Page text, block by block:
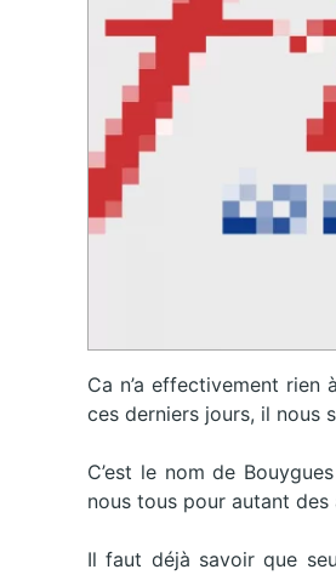
Ca n’a effectivement rien
ces derniers jours, il nous
C’est le nom de
nous tous pour autant des
Il faut déjà savoir que